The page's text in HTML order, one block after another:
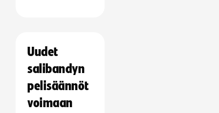
Uudet
salibandyn
pelisäännöt
voimaan